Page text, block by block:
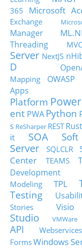
365
Microsoft
Exchange
Manager
Threading
MVC
Server NextJS
D
Mapping
OWASP
Apps
Platform
ent PWA Python
s ReSharper RESTRust
it
SOA
Server
SQLCLR
Center
TEAMS
Development
Modeling
TPL
Testing
Stories
Visio
Studio
VMWare
API
Webservices
FormsWindows